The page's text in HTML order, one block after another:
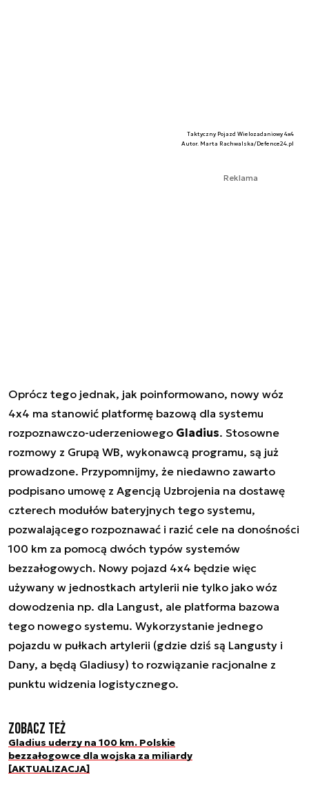
Taktyczny Pojazd Wielozadaniowy 4x4
Autor. Marta Rachwalska/Defence24.pl
Reklama
Oprócz tego jednak, jak poinformowano, nowy wóz
4x4 ma stanowić platformę bazową dla systemu
rozpoznawczo-uderzeniowego Gladius. Stosowne
rozmowy z Grupą WB, wykonawcą programu, są już
prowadzone. Przypomnijmy, że niedawno zawarto
podpisano umowę z Agencją Uzbrojenia na dostawę
czterech modułów bateryjnych tego systemu,
pozwalającego rozpoznawać i razić cele na donośności
100 km za pomocą dwóch typów systemów
bezzałogowych. Nowy pojazd 4x4 będzie więc
używany w jednostkach artylerii nie tylko jako wóz
dowodzenia np. dla Langust, ale platforma bazowa
tego nowego systemu. Wykorzystanie jednego
pojazdu w pułkach artylerii (gdzie dziś są Langusty i
Dany, a będą Gladiusy) to rozwiązanie racjonalne z
punktu widzenia logistycznego.
Zobacz też
Gladius uderzy na 100 km. Polskie
bezzałogowce dla wojska za miliardy
[AKTUALIZACJA]